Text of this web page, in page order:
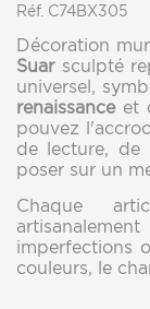
Réf. C74BX305
Décoration
Suarsculpté
universel,
renaissanceet
pouvez
de lecture, de
poser sur un
Chaque
imperfections
couleurs, le